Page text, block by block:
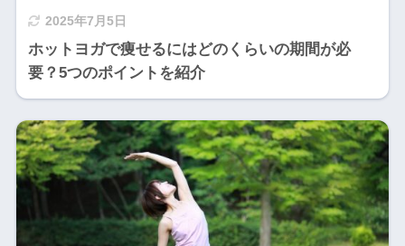
2025年7月5日
ホットヨガで痩せるにはどのくらいの期間が必
要？5つのポイントを紹介